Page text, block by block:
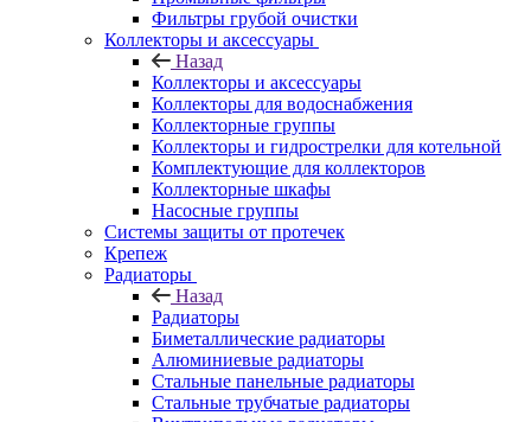
Фильтры грубой очистки
Коллекторы и аксессуары
Назад
Коллекторы и аксессуары
Коллекторы для водоснабжения
Коллекторные группы
Коллекторы и гидрострелки для котельной
Комплектующие для коллекторов
Коллекторные шкафы
Насосные группы
Системы защиты от протечек
Крепеж
Радиаторы
Назад
Радиаторы
Биметаллические радиаторы
Алюминиевые радиаторы
Стальные панельные радиаторы
Стальные трубчатые радиаторы